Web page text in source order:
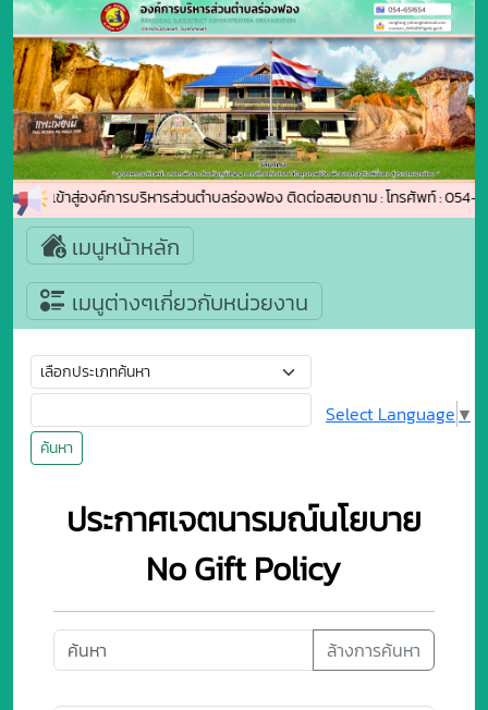
นรับเข้าสู่องค์การบริหารส่วนตำบลร่องฟอง ติดต่อสอบถาม : โทรศัพท์ : 054-
เมนูหน้าหลัก
เมนูต่างๆเกี่ยวกับหน่วยงาน
ค้นหา
Select Language ▼
ประกาศเจตนารมณ์นโยบาย
No Gift Policy
ล้างการค้นหา